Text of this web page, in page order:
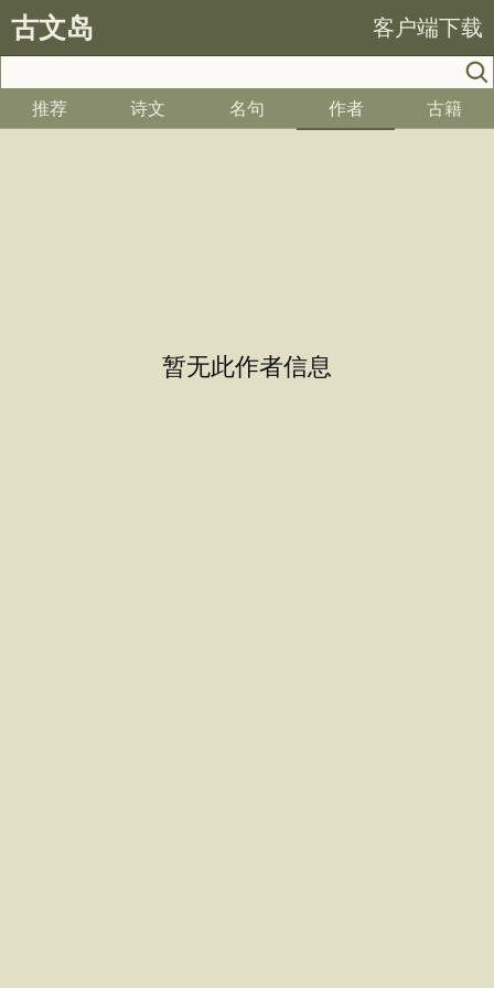
古文岛 客户端下载
推荐 诗文 名句 作者 古籍
暂无此作者信息